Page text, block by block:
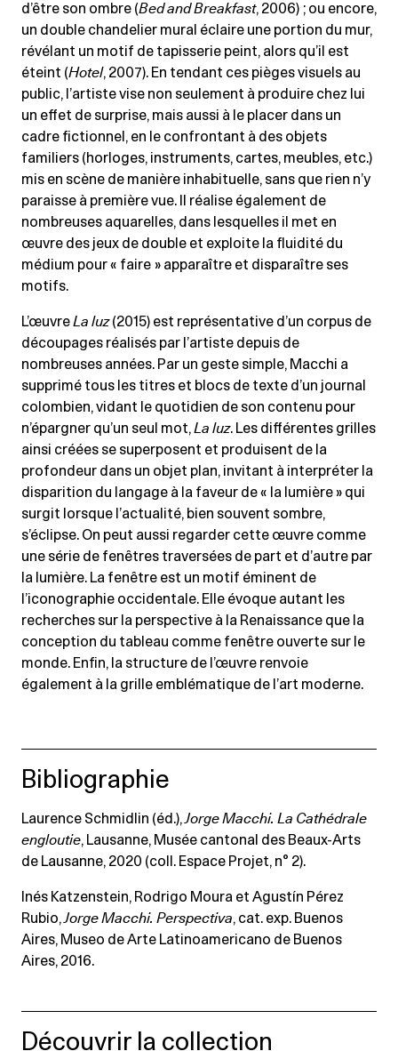
d’être son ombre (Bed and Breakfast, 2006) ; ou encore,
un double chandelier mural éclaire une portion du mur,
révélant un motif de tapisserie peint, alors qu’il est
éteint (Hotel, 2007). En tendant ces pièges visuels au
public, l’artiste vise non seulement à produire chez lui
un effet de surprise, mais aussi à le placer dans un
cadre fictionnel, en le confrontant à des objets
familiers (horloges, instruments, cartes, meubles, etc.)
mis en scène de manière inhabituelle, sans que rien n’y
paraisse à première vue. Il réalise également de
nombreuses aquarelles, dans lesquelles il met en
œuvre des jeux de double et exploite la fluidité du
médium pour « faire » apparaître et disparaître ses
motifs.
L’œuvreLa luz(2015) est représentative d’un corpus de
découpages réalisés par l’artiste depuis de
nombreuses années. Par un geste simple, Macchi a
supprimé tous les titres et blocs de texte d’un journal
colombien, vidant le quotidien de son contenu pour
n’épargner qu’un seul mot,La luz. Les différentes grilles
ainsi créées se superposent et produisent de la
profondeur dans un objet plan, invitant à interpréter la
disparition du langage à la faveur de « la lumière » qui
surgit lorsque l’actualité, bien souvent sombre,
s’éclipse. On peut aussi regarder cette œuvre comme
une série de fenêtres traversées de part et d’autre par
la lumière. La fenêtre est un motif éminent de
l’iconographie occidentale. Elle évoque autant les
recherches sur la perspective à la Renaissance que la
conception du tableau comme fenêtre ouverte sur le
monde. Enfin, la structure de l’œuvre renvoie
également à la grille emblématique de l’art moderne.
Bibliographie
Laurence Schmidlin (éd.), Jorge Macchi. La Cathédrale
engloutie, Lausanne, Musée cantonal des Beaux-Arts
de Lausanne, 2020 (coll. Espace Projet, n° 2).
Inés Katzenstein, Rodrigo Moura et Agustín Pérez
Rubio, Jorge Macchi. Perspectiva, cat. exp. Buenos
Aires, Museo de Arte Latinoamericano de Buenos
Aires, 2016.
Découvrir la collection